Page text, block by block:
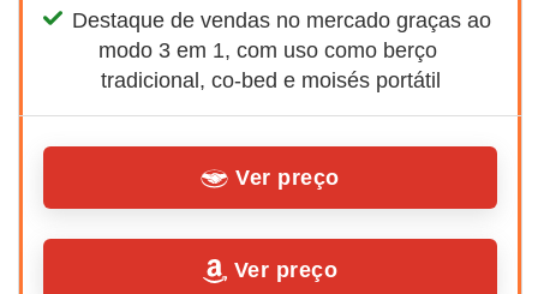
Destaque de vendas no mercado graças ao
modo 3 em 1, com uso como berço
tradicional, co-bed e moisés portátil
Ver preço
Ver preço